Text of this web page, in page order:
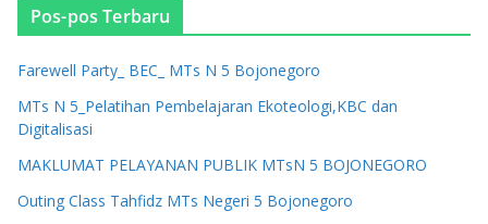
Pos-pos Terbaru
Farewell Party_ BEC_ MTs N 5 Bojonegoro
MTs N 5_Pelatihan Pembelajaran Ekoteologi,KBC dan
Digitalisasi
MAKLUMAT PELAYANAN PUBLIK MTsN 5 BOJONEGORO
Outing Class Tahfidz MTs Negeri 5 Bojonegoro